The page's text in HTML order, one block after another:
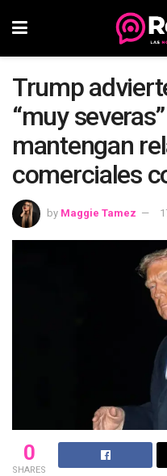
Trump
“muy
mantengan
comerciales
by Maggie Tamez
0
SHARES